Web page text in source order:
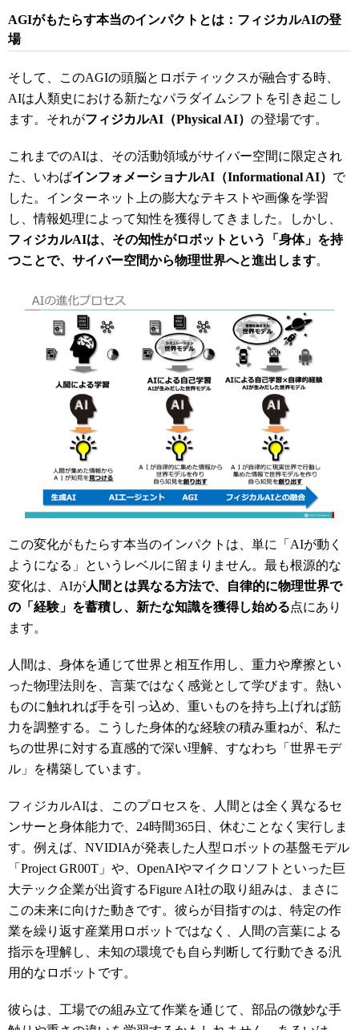
AGIがもたらす本当のインパクトとは：フィジカルAIの登
場
そして、このAGIの頭脳とロボティックスが融合する時、
AIは人類史における新たなパラダイムシフトを引き起こし
ます。それがフィジカルAI（Physical AI） の登場です。
これまでのAIは、その活動領域がサイバー空間に限定され
た、いわばインフォメーショナルAI（Informational AI） で
した。インターネット上の膨大なテキストや画像を学習
し、情報処理によって知性を獲得してきました。しかし、
フィジカルAIは、その知性がロボットという「身体」を持
つことで、サイバー空間から物理世界へと進出します。
この変化がもたらす本当のインパクトは、単に「AIが動く
ようになる」というレベルに留まりません。最も根源的な
変化は、AIが人間とは異なる方法で、自律的に物理世界で
の「経験」を蓄積し、新たな知識を獲得し始める点にあり
ます。
人間は、身体を通じて世界と相互作用し、重力や摩擦とい
った物理法則を、言葉ではなく感覚として学びます。熱い
ものに触れれば手を引っ込め、重いものを持ち上げれば筋
力を調整する。こうした身体的な経験の積み重ねが、私た
ちの世界に対する直感的で深い理解、すなわち「世界モデ
ル」を構築しています。
フィジカルAIは、このプロセスを、人間とは全く異なるセ
ンサーと身体能力で、24時間365日、休むことなく実行しま
す。例えば、NVIDIAが発表した人型ロボットの基盤モデル
「Project GR00T」や、OpenAIやマイクロソフトといった巨
大テック企業が出資するFigure AI社の取り組みは、まさに
この未来に向けた動きです。彼らが目指すのは、特定の作
業を繰り返す産業用ロボットではなく、人間の言葉による
指示を理解し、未知の環境でも自ら判断して行動できる汎
用的なロボットです。
彼らは、工場での組み立て作業を通じて、部品の微妙な手